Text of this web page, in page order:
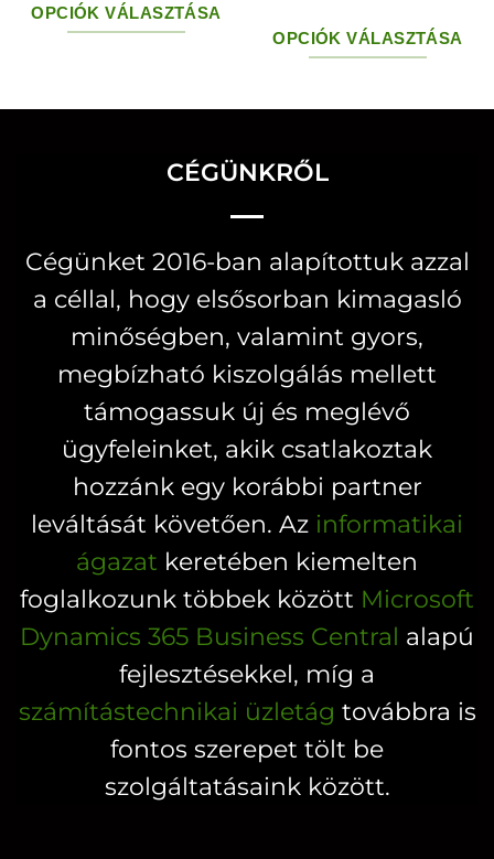
OPCIÓK VÁLASZTÁSA
terméknek
variációja
változatok
a
termékoldalon
választhatók
ki
OPCIÓK VÁLASZTÁSA
a
A
változatok
a
ki
CÉGÜNKRŐL
Cégünket 2016-ban alapítottuk azzal
a céllal, hogy elsősorban kimagasló
minőségben, valamint gyors,
megbízható kiszolgálás mellett
támogassuk új és meglévő
ügyfeleinket, akik csatlakoztak
hozzánk egy korábbi partner
leváltását követően. Az informatikai
ágazat keretében kiemelten
foglalkozunk többek között Microsoft
Dynamics 365 Business Central alapú
fejlesztésekkel, míg a
számítástechnikai üzletág továbbra is
fontos szerepet tölt be
szolgáltatásaink között.